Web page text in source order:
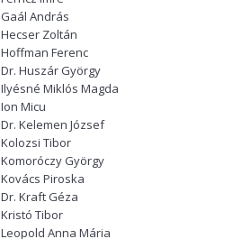
Gaál András
Hecser Zoltán
Hoffman Ferenc
Dr. Huszár György
Ilyésné Miklós Magda
Ion Micu
Dr. Kelemen József
Kolozsi Tibor
Komoróczy György
Kovács Piroska
Dr. Kraft Géza
Kristó Tibor
Leopold Anna Mária